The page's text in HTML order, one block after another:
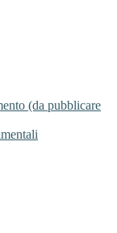
(da pubblicare